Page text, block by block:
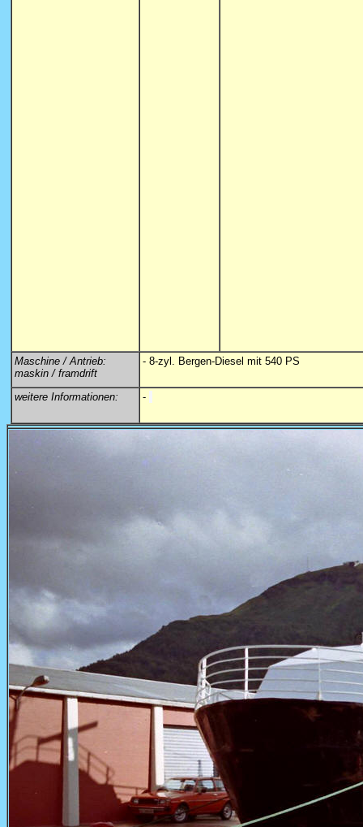
Maschine / Antrieb:
maskin / framdrift
- 8-zyl. Bergen-Diesel mit 540 PS
weitere Informationen: -